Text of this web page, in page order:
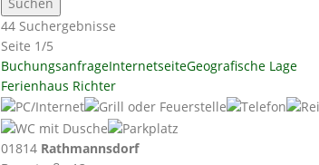
44 Suchergebnisse
Seite 1/5
BuchungsanfrageInternetseiteGeografische Lage
Ferienhaus Richter
01814 Rathmannsdorf